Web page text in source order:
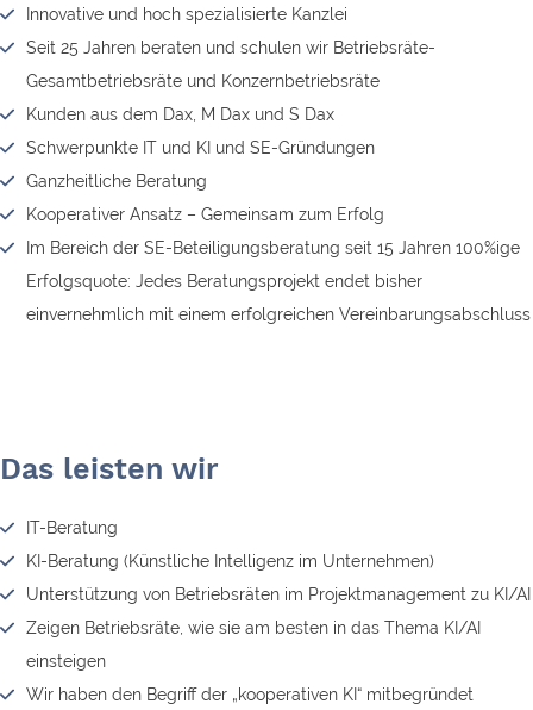
Innovative und hoch spezialisierte Kanzlei
Seit 25 Jahren beraten und schulen wir Betriebsräte-
Gesamtbetriebsräte und Konzernbetriebsräte
Kunden aus dem Dax, M Dax und S Dax
Schwerpunkte IT und KI und SE-Gründungen
Ganzheitliche Beratung
Kooperativer Ansatz – Gemeinsam zum Erfolg
Im Bereich der SE-Beteiligungsberatung seit 15 Jahren 100%ige
Erfolgsquote: Jedes Beratungsprojekt endet bisher
einvernehmlich mit einem erfolgreichen Vereinbarungsabschluss
Das leisten wir
IT-Beratung
KI-Beratung (Künstliche Intelligenz im Unternehmen)
Unterstützung von Betriebsräten im Projektmanagement zu KI/AI
Zeigen Betriebsräte, wie sie am besten in das Thema KI/AI
einsteigen
Wir haben den Begriff der „kooperativen KI“ mitbegründet